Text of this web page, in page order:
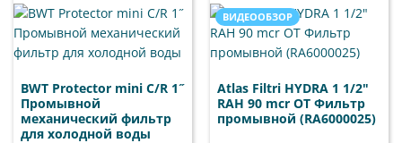
BWT Protector mini C/R 1˝
Промывной
механический фильтр
для холодной воды
Atlas Filtri HYDRA 1 1/2"
RAH 90 mcr OT Фильтр
промывной (RA6000025)
ВИДЕООБЗОР